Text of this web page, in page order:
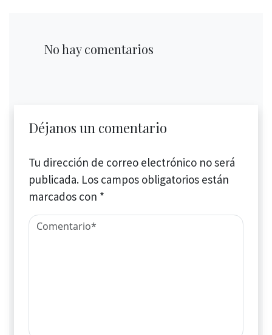
No hay comentarios
Déjanos un comentario
Tu dirección de correo electrónico no será
publicada. Los campos obligatorios están
marcados con *